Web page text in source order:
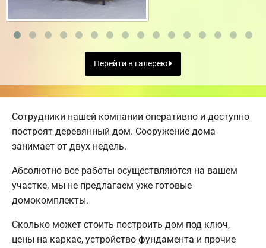
Перейти в галерею
Сотрудники нашей компании оперативно и доступно
построят деревянный дом. Сооружение дома
занимает от двух недель.
Абсолютно все работы осуществляются на вашем
участке, мы не предлагаем уже готовые
домокомплекты.
Сколько может стоить построить дом под ключ,
цены на каркас, устройство фундамента и прочие